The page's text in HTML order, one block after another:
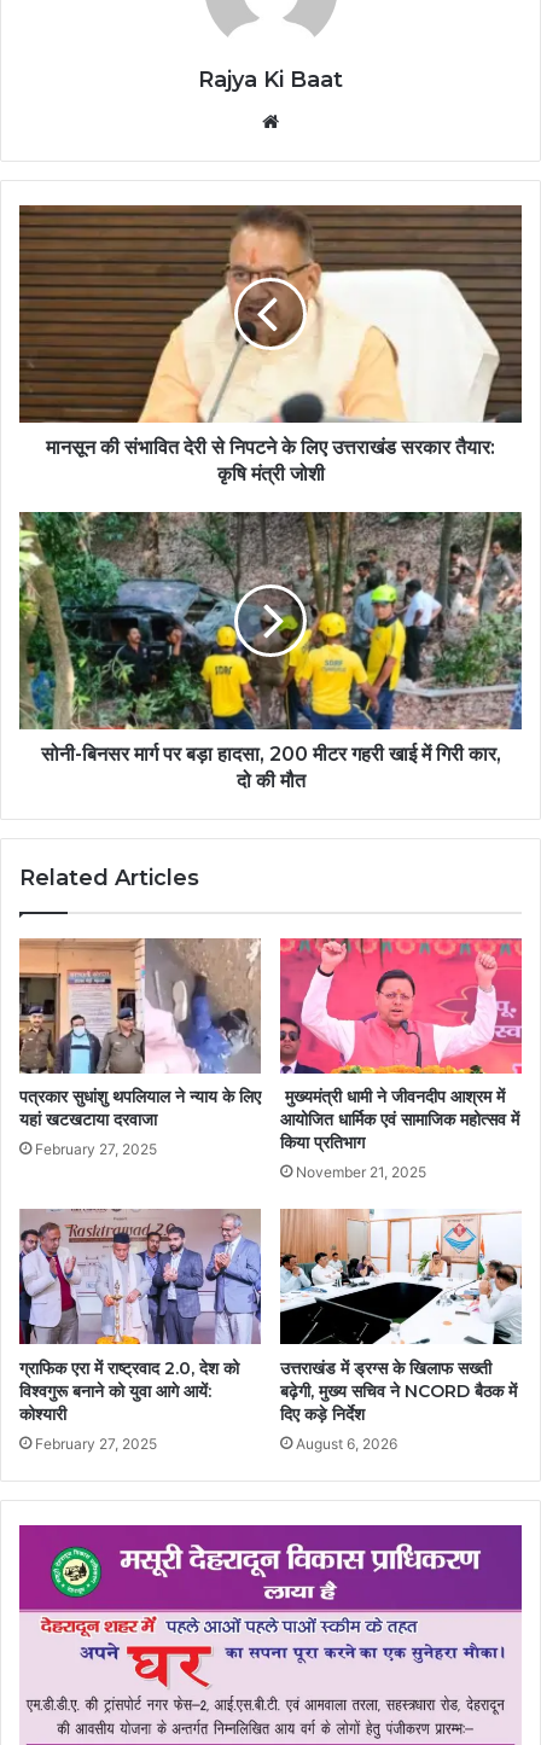
Rajya Ki Baat
मानसून की संभावित देरी से निपटने के लिए उत्तराखंड सरकार तैयार:
कृषि मंत्री जोशी
सोनी-बिनसर मार्ग पर बड़ा हादसा, 200 मीटर गहरी खाई में गिरी कार,
दो की मौत
Related Articles
पत्रकार सुधांशु थपलियाल ने न्याय के लिए
यहां खटखटाया दरवाजा
February 27, 2025
मुख्यमंत्री धामी ने जीवनदीप आश्रम में
आयोजित धार्मिक एवं सामाजिक महोत्सव में
किया प्रतिभाग
November 21, 2025
ग्राफिक एरा में राष्ट्रवाद 2.0, देश को
विश्वगुरू बनाने को युवा आगे आयें:
कोश्यारी
February 27, 2025
उत्तराखंड में ड्रग्स के खिलाफ सख्ती
बढ़ेगी, मुख्य सचिव ने NCORD बैठक में
दिए कड़े निर्देश
August 6, 2026